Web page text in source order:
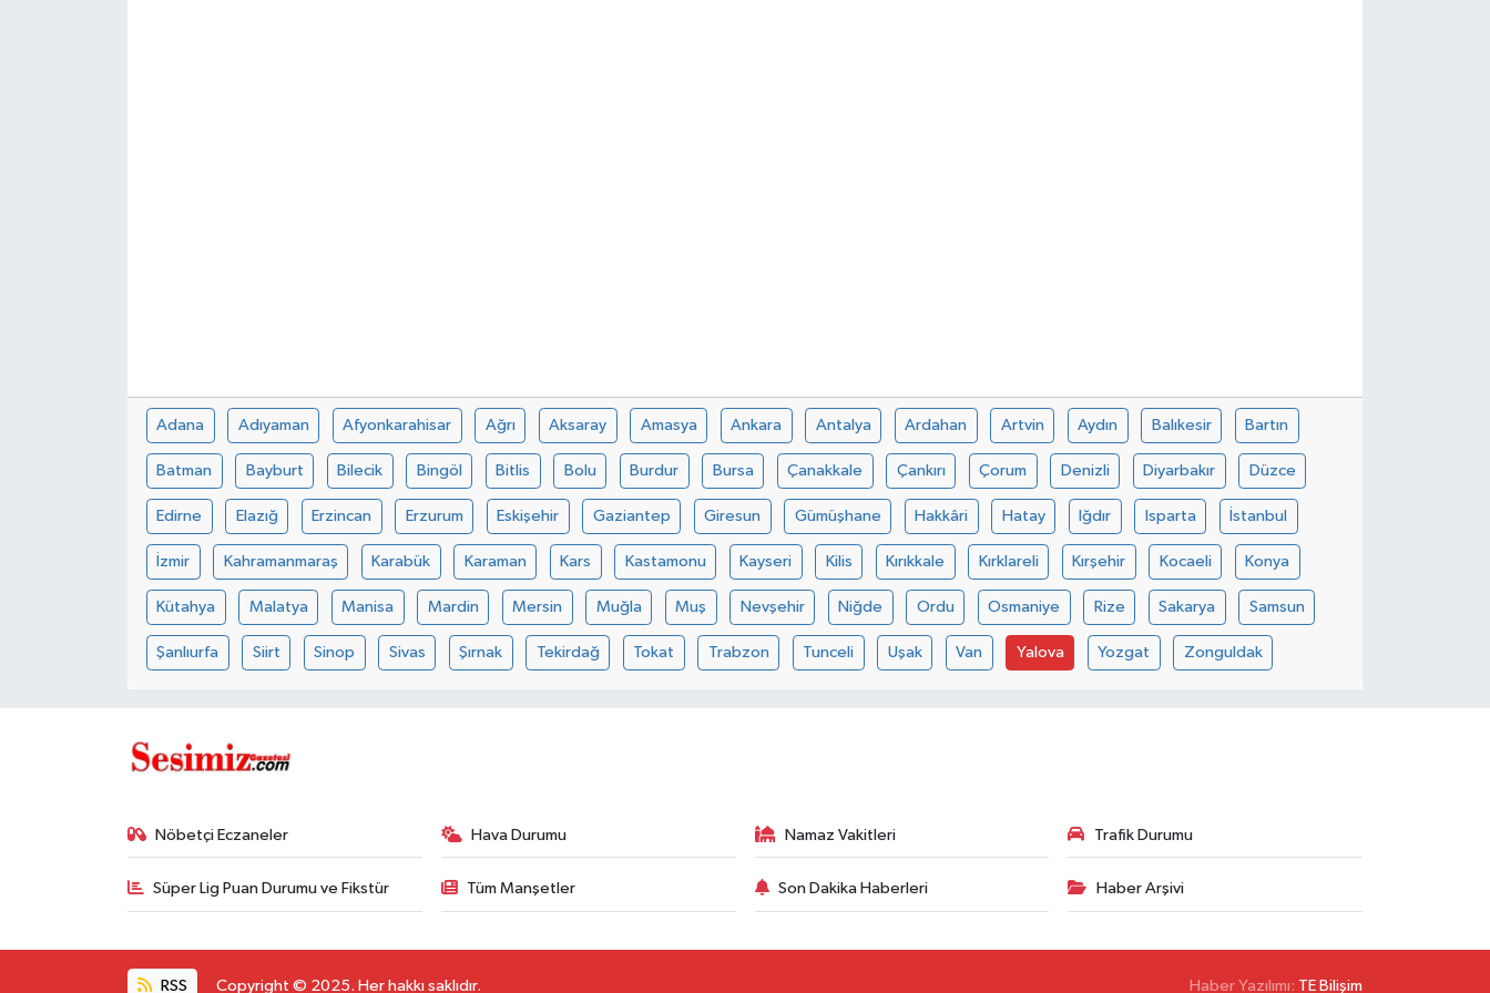
Adana Adıyaman Afyonkarahisar Ağrı Aksaray Amasya Ankara Antalya Ardahan Artvin Aydın Balıkesir Bartın
Batman Bayburt Bilecik Bingöl Bitlis Bolu Burdur Bursa Çanakkale Çankırı Çorum Denizli Diyarbakır Düzce
Edirne Elazığ Erzincan Erzurum Eskişehir Gaziantep Giresun Gümüşhane Hakkâri Hatay Iğdır Isparta İstanbul
İzmir Kahramanmaraş Karabük Karaman Kars Kastamonu Kayseri Kilis Kırıkkale Kırklareli Kırşehir Kocaeli Konya
Kütahya Malatya Manisa Mardin Mersin Muğla Muş Nevşehir Niğde Ordu Osmaniye Rize Sakarya Samsun
Şanlıurfa Siirt Sinop Sivas Şırnak Tekirdağ Tokat Trabzon Tunceli Uşak Van Yalova Yozgat Zonguldak
Nöbetçi Eczaneler Hava Durumu Namaz Vakitleri Trafik Durumu
Süper Lig Puan Durumu ve Fikstür Tüm Manşetler Son Dakika Haberleri Haber Arşivi
RSS Copyright © 2025. Her hakkı saklıdır. Haber Yazılımı: TE Bilişim